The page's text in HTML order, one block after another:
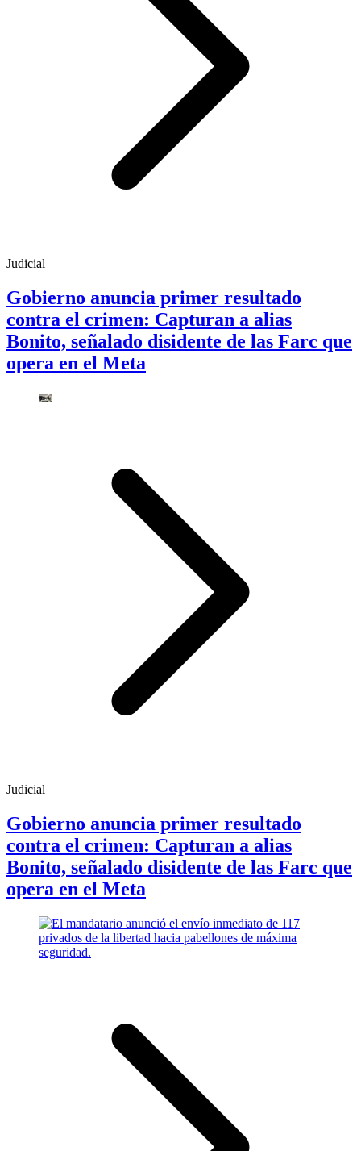
Judicial
Gobierno anuncia primer resultado
contra el crimen: Capturan a alias
Bonito, señalado disidente de las Farc que
opera en el Meta
Judicial
Gobierno anuncia primer resultado
contra el crimen: Capturan a alias
Bonito, señalado disidente de las Farc que
opera en el Meta